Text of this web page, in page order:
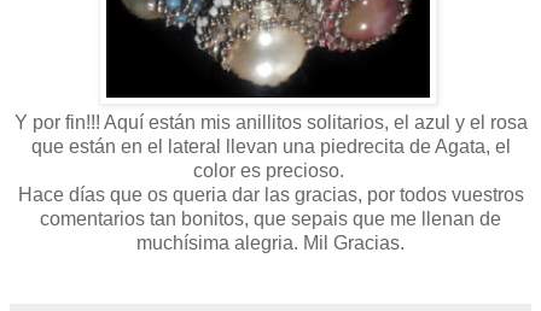
Y por fin!!! Aquí están mis anillitos solitarios, el azul y el rosa
que están en el lateral llevan una piedrecita de Agata, el
color es precioso.
Hace días que os queria dar las gracias, por todos vuestros
comentarios tan bonitos, que sepais que me llenan de
muchísima alegria. Mil Gracias.